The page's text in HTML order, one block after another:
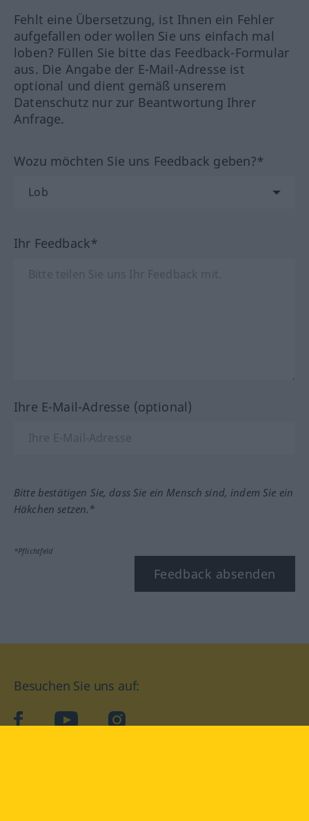
Fehlt eine Übersetzung, ist Ihnen ein Fehler
aufgefallen oder wollen Sie uns einfach mal
loben? Füllen Sie bitte das Feedback-Formular
aus. Die Angabe der E-Mail-Adresse ist
optional und dient gemäß unserem
Datenschutz nur zur Beantwortung Ihrer
Anfrage.
Wozu möchten Sie uns Feedback geben?*
Ihr Feedback*
Ihre E-Mail-Adresse (optional)
Bitte bestätigen Sie, dass Sie ein Mensch sind, indem Sie ein
Häkchen setzen.*
*Pflichtfeld
Feedback absenden
Besuchen Sie uns auf:
facebookYouTube Instagram